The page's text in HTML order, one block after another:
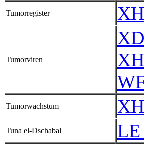
Tumorregister
Tumorviren
Tumorwachstum
Tuna el-Dschabal LE